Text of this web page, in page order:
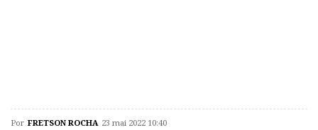
Por FRETSON ROCHA 23 mai 2022 10:40